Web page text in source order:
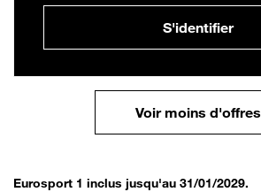
S'identifier
Voir moins d'offres
Eurosport 1 inclus jusqu'au 31/01/2029.